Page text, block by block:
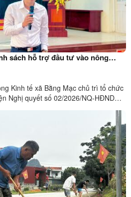
sách hỗ trợ đầu tư vào nông
Kinh tế xã Bằng Mạc chủ trì tổ chức
Nghị quyết số 02/2026/NQ-HĐND
tỉnh Lạng Sơn giai đoạn 2026–2030
ngày 01/4/2026.Các ...